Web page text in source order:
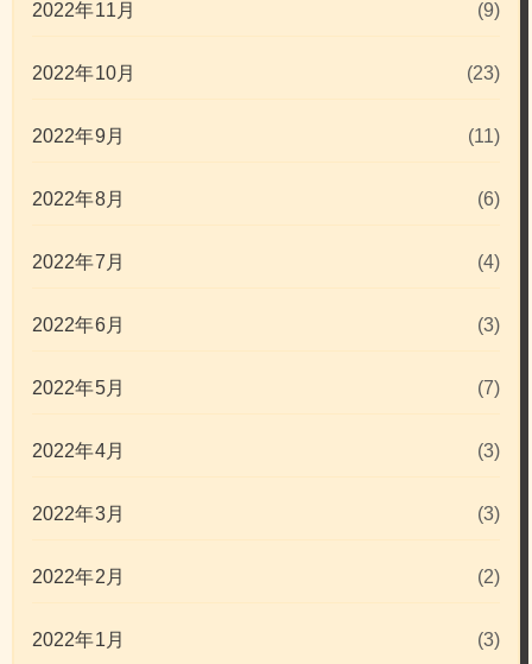
2022年11月 (9)
2022年10月 (23)
2022年9月 (11)
2022年8月 (6)
2022年7月 (4)
2022年6月 (3)
2022年5月 (7)
2022年4月 (3)
2022年3月 (3)
2022年2月 (2)
2022年1月 (3)